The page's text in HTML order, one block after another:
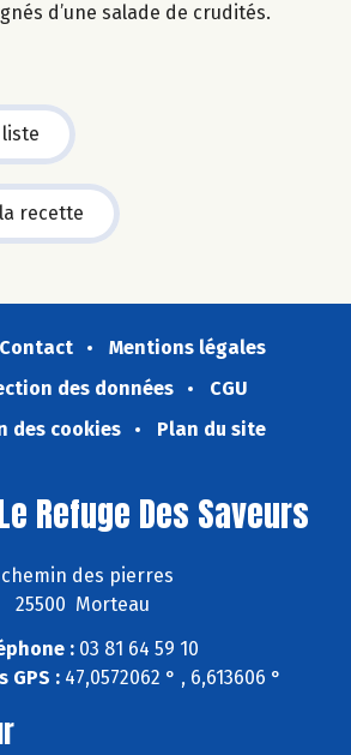
d’une salade de crudités.
liste
recette
Contact
Mentions légales
des données
CGU
des cookies
Plan du site
Refuge Des Saveurs
des pierres
25500 Morteau
:03 81 64 59 10
GPS :47,0572062 ° , 6,613606 °